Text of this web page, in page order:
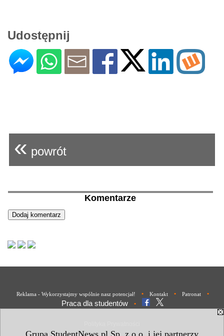
Grupa StudentNews.pl Sp. z o.o. i jej partnerzy
Udostępnij
« powrót
Komentarze
Reklama - Wykorzystajmy wspólnie nasz potencjał! • Kontakt • Patronat •
Praca dla studentów •